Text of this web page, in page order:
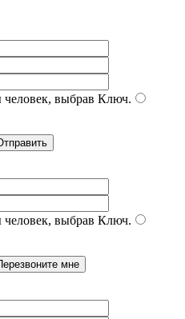
выбрав Ключ.
выбрав Ключ.